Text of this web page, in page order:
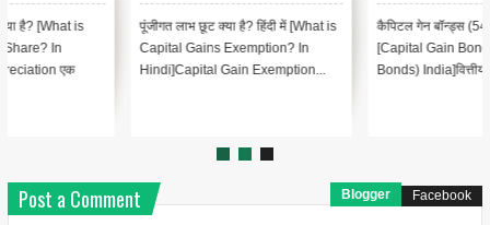
पूंजीगत लाभ छूट क्या है? हिंदी में [What is
Capital Gains Exemption? In
Hindi]Capital Gain Exemption...
कैपिटल गेन बॉन्ड्स (54EC बॉन्ड्स) भारत
[Capital Gain Bonds (54EC
Bonds) India]वित्तीय साधनों को दो प...
Post a Comment Blogger Facebook